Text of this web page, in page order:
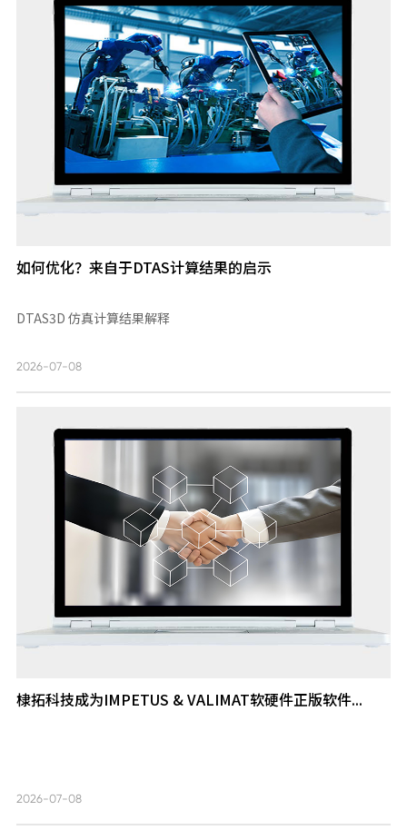
如何优化？来自于DTAS计算结果的启示
DTAS3D 仿真计算结果解释
2026-07-08
棣拓科技成为IMPETUS & VALIMAT软硬件正版软件...
2026-07-08